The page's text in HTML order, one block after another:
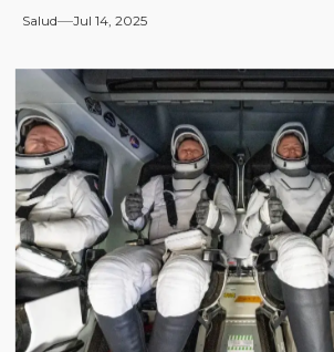
Salud Jul 14, 2025